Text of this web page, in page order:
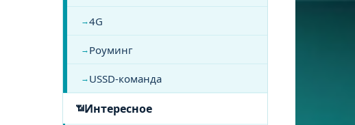
4G
Роуминг
USSD-команда
Интересное